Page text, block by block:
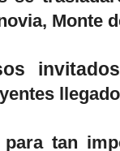
Monte
invitados
tan